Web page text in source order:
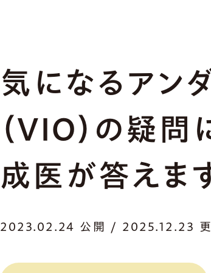
気になるアン
（VIO）の疑
成医が答えます
2023.02.24 公開 / 2025.12.23